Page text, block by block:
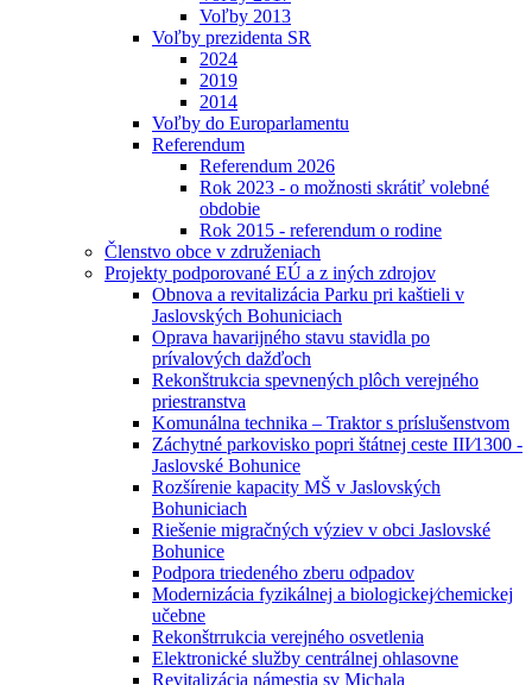
Voľby 2013
Voľby prezidenta SR
2024
2019
2014
Voľby do Europarlamentu
Referendum
Referendum 2026
Rok 2023 - o možnosti skrátiť volebné
obdobie
Rok 2015 - referendum o rodine
Členstvo obce v združeniach
Projekty podporované EÚ a z iných zdrojov
Obnova a revitalizácia Parku pri kaštieli v
Jaslovských Bohuniciach
Oprava havarijného stavu stavidla po
prívalových dažďoch
Rekonštrukcia spevnených plôch verejného
priestranstva
Komunálna technika – Traktor s príslušenstvom
Záchytné parkovisko popri štátnej ceste III⁄1300 -
Jaslovské Bohunice
Rozšírenie kapacity MŠ v Jaslovských
Bohuniciach
Riešenie migračných výziev v obci Jaslovské
Bohunice
Podpora triedeného zberu odpadov
Modernizácia fyzikálnej a biologickej⁄chemickej
učebne
Rekonštrrukcia verejného osvetlenia
Elektronické služby centrálnej ohlasovne
Revitalizácia námestia sv Michala